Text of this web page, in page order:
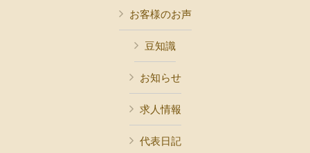
お客様のお声
豆知識
お知らせ
求人情報
代表日記